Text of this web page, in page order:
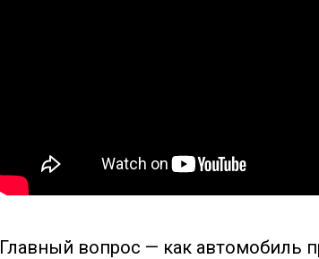
Главный вопрос — как автомобиль